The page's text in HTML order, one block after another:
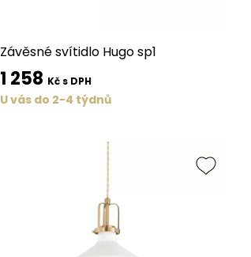
Závěsné svítidlo Hugo sp1
1 258 Kč s DPH
U vás do 2-4 týdnů